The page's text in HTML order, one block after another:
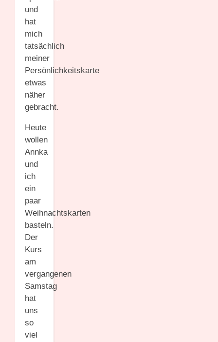
und
hat
mich
tatsächlich
meiner
Persönlichkeitskarte
etwas
näher
gebracht.
Heute
wollen
Annka
und
ich
ein
paar
Weihnachtskarten
basteln.
Der
Kurs
am
vergangenen
Samstag
hat
uns
so
viel